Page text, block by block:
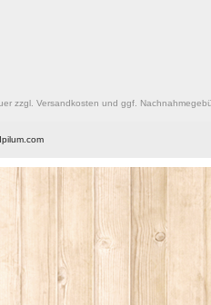
zzgl. Versandkosten und ggf.
Ipilum.com